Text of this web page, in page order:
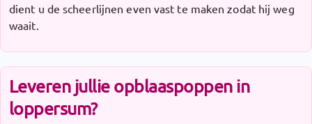
dient u de scheerlijnen even vast te maken zodat hij weg
waait.
Leveren jullie opblaaspoppen in
loppersum?